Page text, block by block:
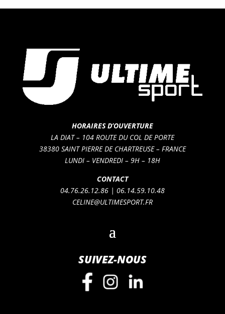
HORAIRES D’OUVERTURE
LA DIAT – 104 ROUTE DU COL DE PORTE
38380 SAINT PIERRE DE CHARTREUSE – FRANCE
LUNDI – VENDREDI – 9H – 18H
CONTACT
04.76.26.12.86 | 06.14.59.10.48
CELINE@ULTIMESPORT.FR
SUIVEZ-NOUS